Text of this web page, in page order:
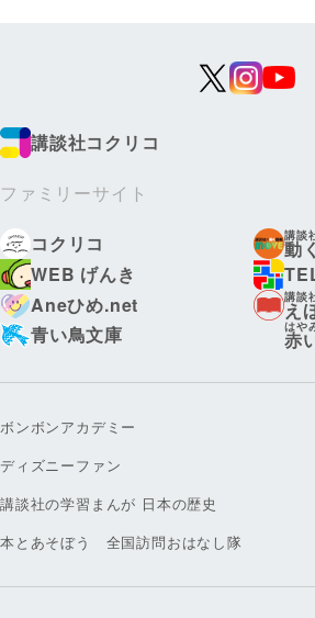
講談社コクリコ
ファミリーサイト
コクリコ
講談
動
WEB げんき
Aneひめ.net
講談
え
青い鳥文庫
はや
赤
ボンボンアカデミー
ディズニーファン
講談社の学習まんが 日本の歴史
本とあそぼう 全国訪問おはなし隊